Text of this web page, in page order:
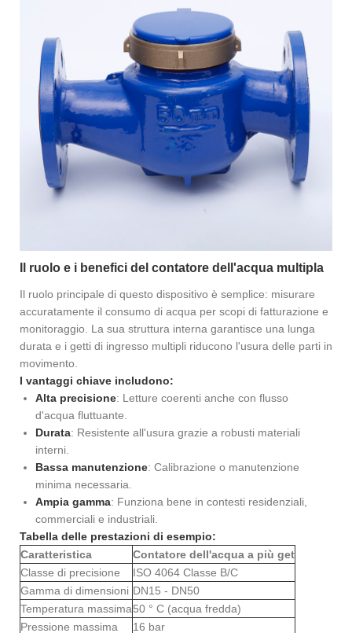
Il ruolo e i benefici del contatore dell'acqua multipla
Il ruolo principale di questo dispositivo è semplice: misurare
accuratamente il consumo di acqua per scopi di fatturazione e
monitoraggio. La sua struttura interna garantisce una lunga
durata e i getti di ingresso multipli riducono l'usura delle parti in
movimento.
I vantaggi chiave includono:
Alta precisione: Letture coerenti anche con flusso
d'acqua fluttuante.
Durata: Resistente all'usura grazie a robusti materiali
interni.
Bassa manutenzione: Calibrazione o manutenzione
minima necessaria.
Ampia gamma: Funziona bene in contesti residenziali,
commerciali e industriali.
Tabella delle prestazioni di esempio:
Caratteristica
Contatore dell'acqua a più get
Classe di precisione
ISO 4064 Classe B/C
Gamma di dimensioni DN15 - DN50
Temperatura massima50 ° C (acqua fredda)
Pressione massima
16 bar